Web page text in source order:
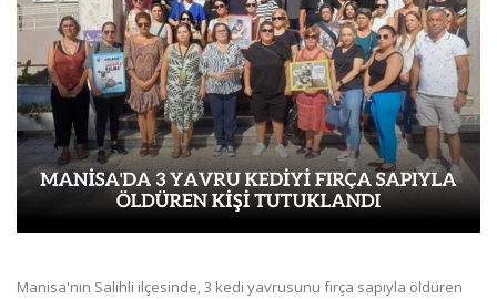
Manisa'nın Salihli ilçesinde, 3 kedi yavrusunu fırça sapıyla öldüren